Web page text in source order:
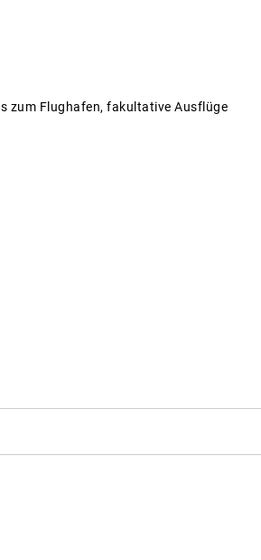
zum Flughafen, fakultative Ausflüge